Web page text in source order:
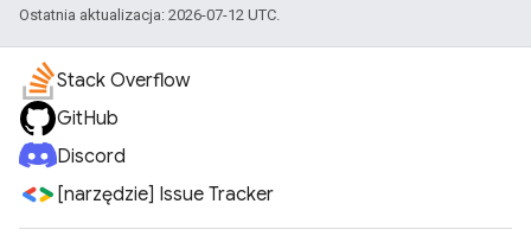
Ostatnia aktualizacja: 2026-07-12 UTC.
Stack Overflow
GitHub
Discord
[narzędzie] Issue Tracker